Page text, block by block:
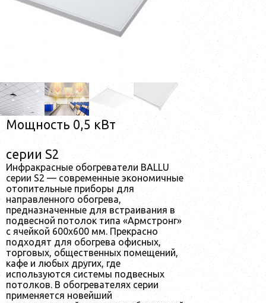
Мощность 0,5 кВт
серии S2
Инфракрасные обогреватели BALLU
серии S2 — современные экономичные
отопительные приборы для
направленного обогрева,
предназначенные для встраивания в
подвесной потолок типа «Армстронг»
с ячейкой 600х600 мм. Прекрасно
подходят для обогрева офисных,
торговых, общественных помещений,
кафе и любых других, где
используются системы подвесных
потолков. В обогревателях серии
применяется новейший